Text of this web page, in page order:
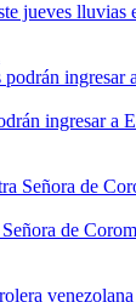
jueves lluvias
ingresar a
de